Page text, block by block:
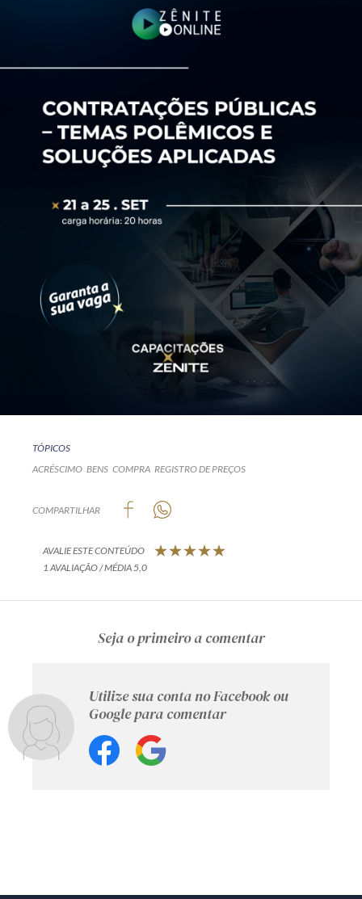
TÓPICOS
ACRÉSCIMO BENS COMPRA REGISTRO DE PREÇOS
COMPARTILHAR
AVALIE ESTE CONTEÚDO
1 AVALIAÇÃO / MÉDIA 5,0
Seja o primeiro a comentar
Utilize sua conta no Facebook ou
Google para comentar